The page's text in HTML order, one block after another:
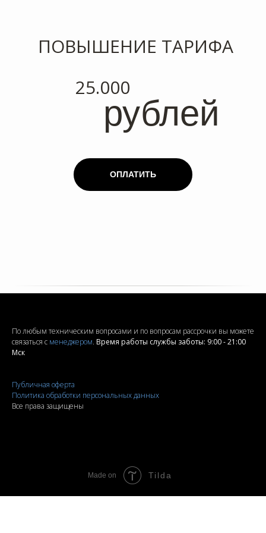
25.000
рублей
ОПЛАТИТЬ
ПОВЫШЕНИЕ ТАРИФА
По любым техническим вопросами и по вопросам рассрочки вы можете
связаться с менеджером. Время работы службы заботы: 9:00 - 21:00
Мск
Публичная оферта
Политика обработки персональных данных
Все права защищены
Made on Tilda